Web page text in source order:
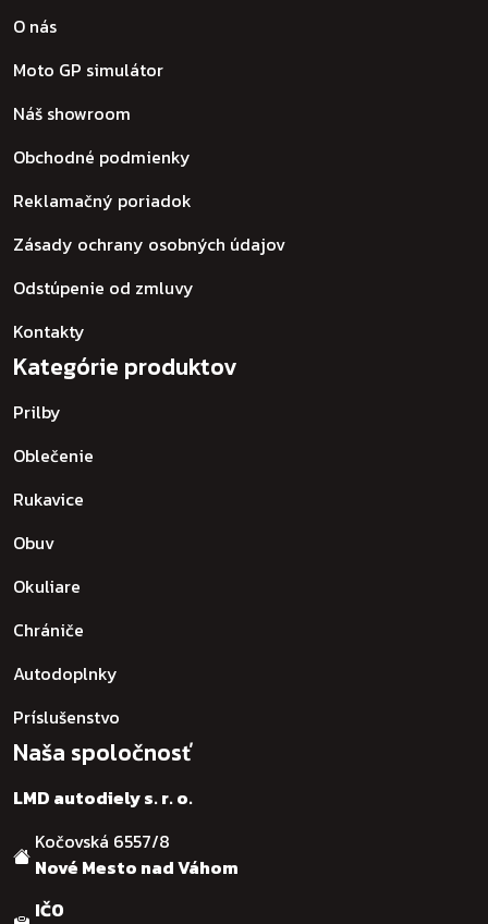
O nás
Moto GP simulátor
Náš showroom
Obchodné podmienky
Reklamačný poriadok
Zásady ochrany osobných údajov
Odstúpenie od zmluvy
Kontakty
Kategórie produktov
Prilby
Oblečenie
Rukavice
Obuv
Okuliare
Chrániče
Autodoplnky
Príslušenstvo
Naša spoločnosť
LMD autodiely s. r. o.
Kočovská 6557/8
Nové Mesto nad Váhom
IČO